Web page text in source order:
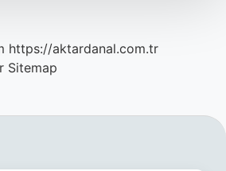
https://aktardanal.com.tr
Sitemap